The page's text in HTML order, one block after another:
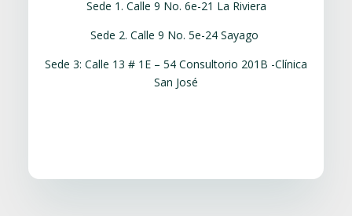
Sede 1. Calle 9 No. 6e-21 La Riviera
Sede 2. Calle 9 No. 5e-24 Sayago
Sede 3: Calle 13 # 1E – 54 Consultorio 201B -Clínica
San José